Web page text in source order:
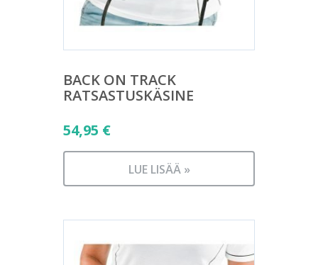
BACK ON TRACK
RATSASTUSKÄSINE
54,95 €
LUE LISÄÄ »